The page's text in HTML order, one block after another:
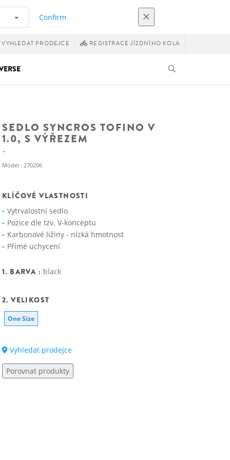
Confirm
VYHLEDAT PRODEJCE REGISTRACE JÍZDNÍHO KOLA
SEDLO SYNCROS TOFINO V
1.0, S VÝŘEZEM
Model : 270206
KLÍČOVÉ VLASTNOSTI
Vytrvalostní sedlo
Pozice dle tzv. V-konceptu
Karbonové ližiny - nízká hmotnost
Přímé uchycení
1. BARVA : black
2. VELIKOST
One Size
Vyhledat prodejce
Porovnat produkty